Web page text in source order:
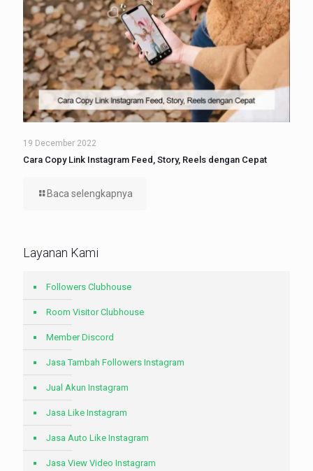
19 December 2022
Cara Copy Link Instagram Feed, Story, Reels dengan Cepat
Baca selengkapnya
Layanan Kami
Followers Clubhouse
Room Visitor Clubhouse
Member Discord
Jasa Tambah Followers Instagram
Jual Akun Instagram
Jasa Like Instagram
Jasa Auto Like Instagram
Jasa View Video Instagram